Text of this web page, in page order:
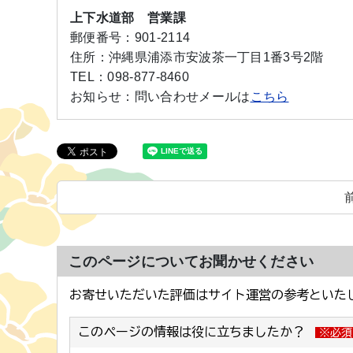
上下水道部 営業課
郵便番号： 901-2114
住所： 沖縄県浦添市安波茶一丁目1番3号2階
TEL：098-877-8460
お知らせ： 問い合わせメールは こちら
このページについてお聞かせください